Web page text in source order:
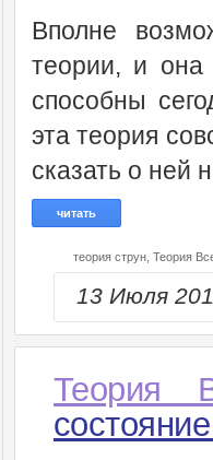
Вполне
теории, и
способны
эта теория
сказать о ней
читать
теория струн, Теория
13 Июля
Теория